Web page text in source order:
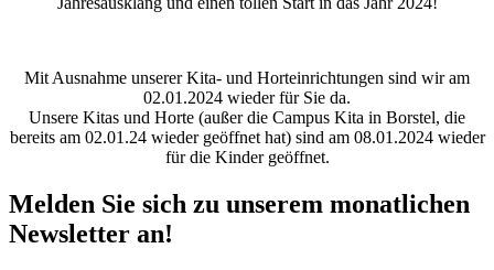
Mit Ausnahme unserer Kita- und Horteinrichtungen sind wir am
02.01.2024 wieder für Sie da.
Unsere Kitas und Horte (außer die Campus Kita in Borstel, die
bereits am 02.01.24 wieder geöffnet hat) sind am 08.01.2024 wieder
für die Kinder geöffnet.
Melden Sie sich zu unserem monatlichen
Newsletter an!